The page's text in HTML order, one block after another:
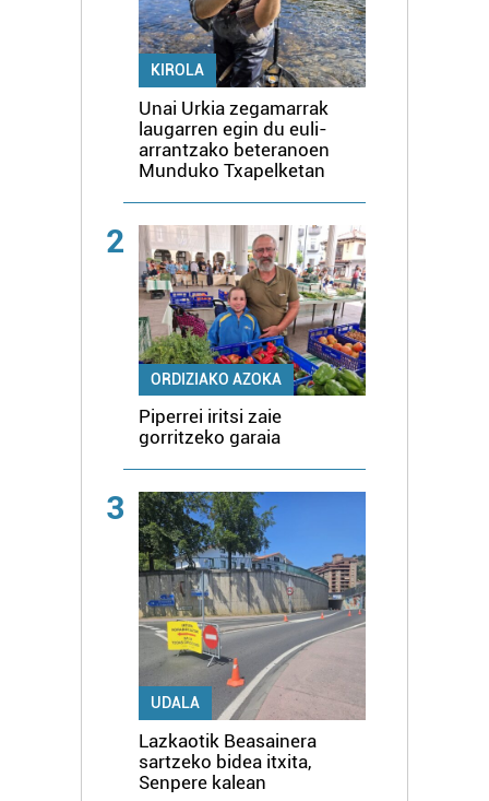
KIROLA
Unai Urkia zegamarrak
laugarren egin du euli-
arrantzako beteranoen
Munduko Txapelketan
2
ORDIZIAKO AZOKA
Piperrei iritsi zaie
gorritzeko garaia
3
UDALA
Lazkaotik Beasainera
sartzeko bidea itxita,
Senpere kalean